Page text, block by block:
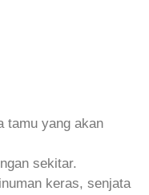
tamu yang akan
sekitar.
keras, senjata